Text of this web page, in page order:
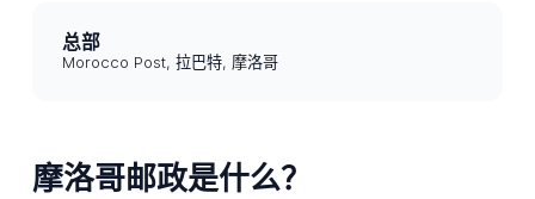
总部
Morocco Post, 拉巴特, 摩洛哥
摩洛哥邮政是什么？